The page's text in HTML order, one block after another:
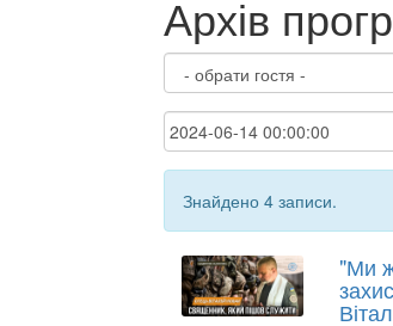
Архів
Знайдено 4 записи.
"Ми